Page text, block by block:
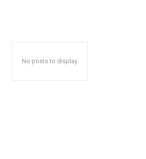
No posts to display